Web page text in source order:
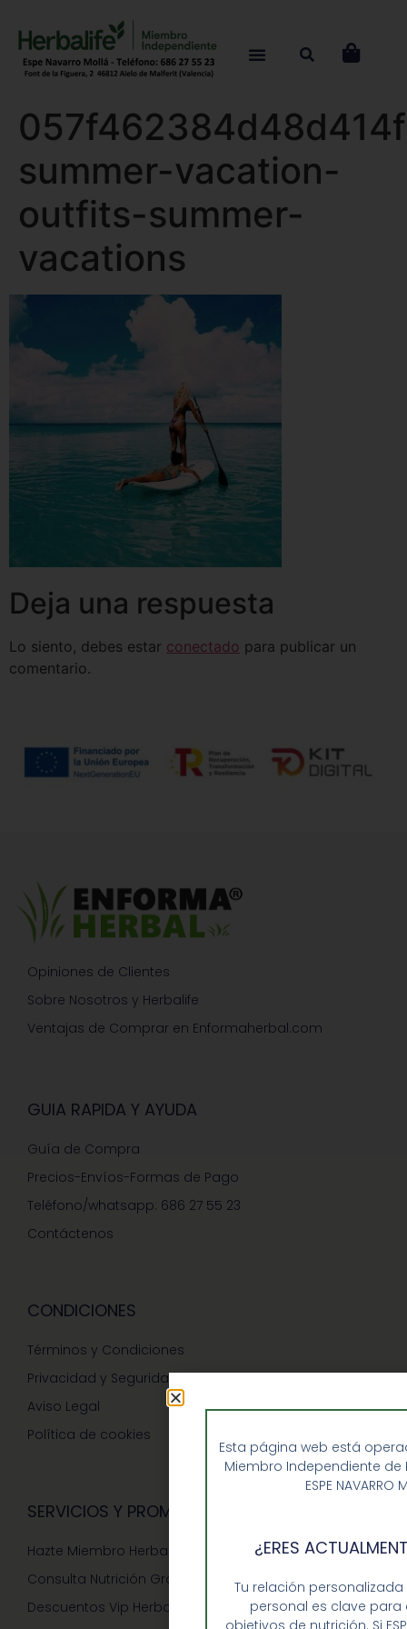
summer-vacation-
outfits-summer-
vacations
Deja una respuesta
Lo siento, debes estar conectado para publicar un
comentario.
Opiniones de Clientes
Sobre Nosotros y Herbalife
Ventajas de Comprar en Enformaherbal.com
GUIA RAPIDA Y AYUDA
Guía de Compra
Precios-Envíos-Formas de Pago
Teléfono/whatsapp: 686 27 55 23
Contáctenos
CONDICIONES
Términos y Condiciones
Privacidad y Seguridad
Aviso Legal
Política de cookies
SERVICIOS Y PROMOCIONES
Hazte Miembro Herbalife
Consulta Nutrición Gratis
Descuentos Vip Herbalife
Esta página web está
Miembro Independiente de
ESPE NAVARRO
¿ERES
Tu relación
personal es clave para
objetivos de nutrición. Si